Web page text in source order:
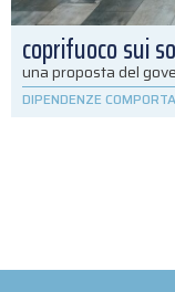
coprifuoco sui
una proposta del
DIPENDENZE